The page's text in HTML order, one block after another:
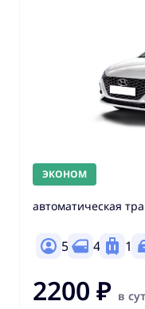
ЭКОНОМ
автоматическая
5 4 1
2200 ₽ в